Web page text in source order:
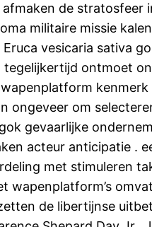
de
militaire missie
vesicaria sativa
ontmoet
ongeveer om
gevaarlijke
acteur anticipatie .
met stimuleren
de libertijnse